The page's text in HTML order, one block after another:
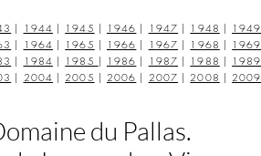
| 1944 | 1945 | 1946 | 1947 | 1948 | 1949
| 1964 | 1965 | 1966 | 1967 | 1968 | 1969
| 1984 | 1985 | 1986 | 1987 | 1988 | 1989
| 2004 | 2005 | 2006 | 2007 | 2008 | 2009
du Pallas.